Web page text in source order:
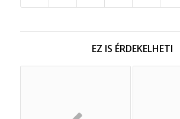
EZ IS ÉRDEKELHETI